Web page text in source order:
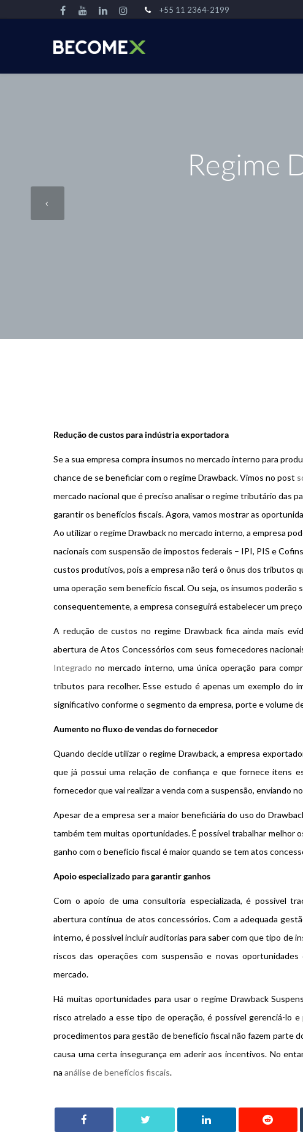
+55 11 2364-2199
Regime
Redução de custos para indústria exportadora
Se a sua empresa compra insumos no mercado interno para
chance de se beneficiar com o regime Drawback. Vimos no post
mercado nacional que é preciso analisar o regime tributário das
garantir os benefícios fiscais. Agora, vamos mostrar as
Ao utilizar o regime Drawback no mercado interno, a empresa
nacionais com suspensão de impostos federais – IPI, PIS e
custos produtivos, pois a empresa não terá o ônus dos tributos
uma operação sem benefício fiscal. Ou seja, os insumos poderão
consequentemente, a empresa conseguirá estabelecer um
A redução de custos no regime Drawback fica ainda mais
abertura de Atos Concessórios com seus fornecedores
Integrado no mercado interno, uma única operação para
tributos para recolher. Esse estudo é apenas um exemplo do
significativo conforme o segmento da empresa, porte e volume
Aumento no fluxo de vendas do fornecedor
Quando decide utilizar o regime Drawback, a empresa
que já possui uma relação de confiança e que fornece itens
fornecedor que vai realizar a venda com a suspensão, enviando
Apesar de a empresa ser a maior beneficiária do uso do
também tem muitas oportunidades. É possível trabalhar melhor
ganho com o benefício fiscal é maior quando se tem atos
Apoio especializado para garantir ganhos
Com o apoio de uma consultoria especializada, é possível
abertura contínua de atos concessórios. Com a adequada
interno, é possível incluir auditorias para saber com que tipo de
riscos das operações com suspensão e novas
mercado.
Há muitas oportunidades para usar o regime Drawback
risco atrelado a esse tipo de operação, é possível gerenciá-lo
procedimentos para gestão de benefício fiscal não fazem parte
causa uma certa insegurança em aderir aos incentivos. No
na análise de benefícios fiscais.